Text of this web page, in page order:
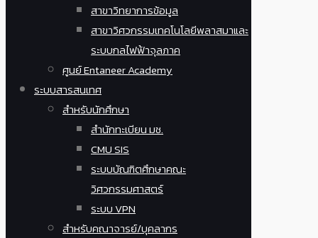
สาขาวิทยาการข้อมูล
สาขาวิศวกรรมเทคโนโลยีพลาสมาและ
ระบบกลไฟฟ้าจุลภาค
ศูนย์ Entaneer Academy
ระบบสารสนเทศ
สำหรับนักศึกษา
สำนักทะเบียน มช.
CMU SIS
ระบบบัณฑิตศึกษาคณะ
วิศวกรรมศาสตร์
ระบบ VPN
สำหรับคณาจารย์/บุคลากร